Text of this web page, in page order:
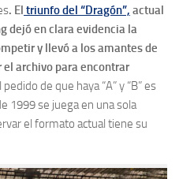
. El triunfo del “Dragón”, actual
dejó en clara evidencia la
y llevó a los amantes de
archivo para encontrar
pedido de que haya “A” y “B” es
1999 se juega en una sola
el formato actual tiene su